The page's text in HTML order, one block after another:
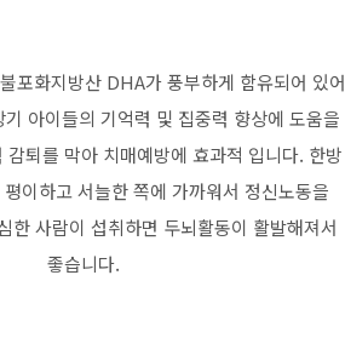
포화지방산 DHA가 풍부하게 함유되어 있어
아이들의 기억력 및 집중력 향상에 도움을
퇴를 막아 치매예방에 효과적 입니다. 한방
이하고 서늘한 쪽에 가까워서 정신노동을
한 사람이 섭취하면 두뇌활동이 활발해져서
좋습니다.